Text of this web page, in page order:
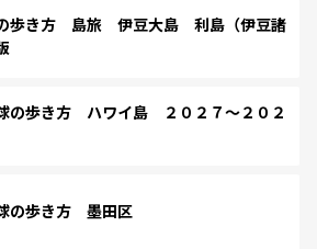
歩き方 島旅 伊豆大島 利島（伊豆諸
の歩き方 ハワイ島 ２０２７～２０２
の歩き方 墨田区